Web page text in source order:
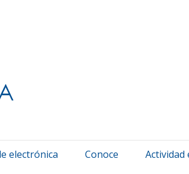
Udala
electrónica Conoce Actividad